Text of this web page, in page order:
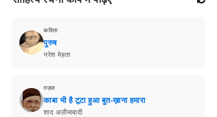
कविता
पुरुष
नरेश मेहता
ग़ज़ल
काबा भी है टूटा हुआ बुत-ख़ाना हमारा
शाद अज़ीमाबादी